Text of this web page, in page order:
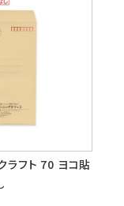
ラフト 70 ヨコ貼